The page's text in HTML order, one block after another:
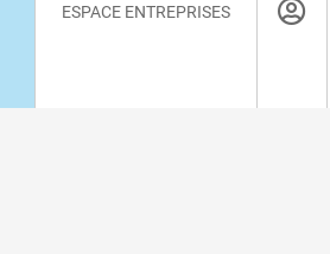
ESPACE ENTREPRISES